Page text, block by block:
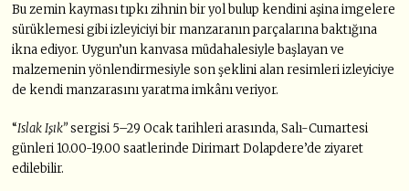
Bu zemin kayması tıpkı zihnin bir yol bulup kendini aşina imgelere
sürüklemesi gibi izleyiciyi bir manzaranın parçalarına baktığına
ikna ediyor. Uygun’un kanvasa müdahalesiyle başlayan ve
malzemenin yönlendirmesiyle son şeklini alan resimleri izleyiciye
de kendi manzarasını yaratma imkânı veriyor.
“Islak Işık”sergisi 5–29 Ocak tarihleri arasında, Salı-Cumartesi
günleri 10.00-19.00 saatlerinde Dirimart Dolapdere’de ziyaret
edilebilir.